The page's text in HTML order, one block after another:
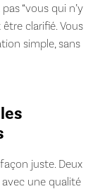
“vous qui n’y
être clarifié. Vous
simple, sans
juste. Deux
une qualité